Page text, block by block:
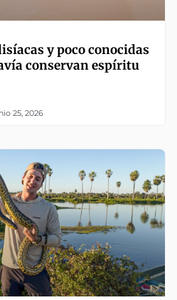
y poco conocidas
conservan espíritu
25, 2026